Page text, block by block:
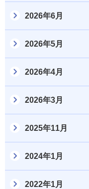
2026年6月
2026年5月
2026年4月
2026年3月
2025年11月
2024年1月
2022年1月